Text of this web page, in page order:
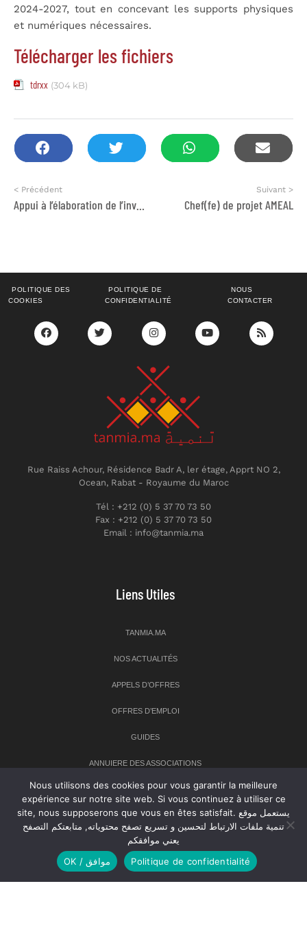
2024-2027, tout en concevant les supports physiques
et numériques nécessaires.
Télécharger les fichiers
tdrxx (304 kB)
< Précédent Suivant >
Chef(fe) de projet AMEAL
POLITIQUE DES
COOKIES
POLITIQUE DE
CONFIDENTIALITÉ
NOUS
CONTACTER
Rue Raiss Achour, Résidence Badr A, ler étage, Apprt NO 2,
Ocean, Rabat - Royaume du Maroc
Tél : +212 (0) 5 37 70 73 50
Fax : +212 (0) 5 37 70 73 50
Email : info@tanmia.ma
Liens Utiles
TANMIA.MA
NOS ACTUALITÉS
APPELS D’OFFRES
OFFRES D’EMPLOI
GUIDES
ANNUIERE DES ASSOCIATIONS
Newsletter
Inscrivez-vous à notre newsletter pour recevoir les dernières
nouvelles sur TANMIA
Nous utilisons des cookies pour vous garantir la meilleure
expérience sur notre site web. Si vous continuez à utiliser ce
site, nous supposerons que vous en êtes satisfait. يستعمل موقع
تنمية ملفات الارتباط لتحسين و تسريع تصفح محتوياته, متابعتكم التصفح
يعني موافقكم
OK / موافق
Politique de confidentialité